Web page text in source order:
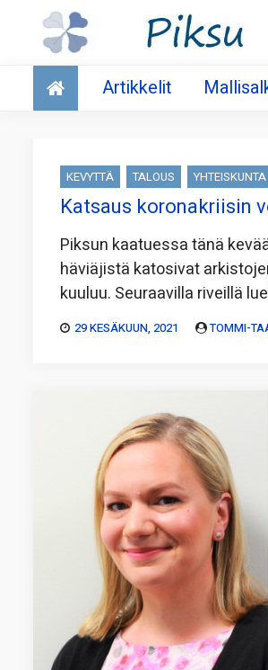
Talous
Artikkelit
KEVYTTÄ TALOUS YHTEISKUNTA
Katsaus koronakriisin
Piksun kaatuessa tänä
häviäjistä katosivat
kuuluu. Seuraavilla riveillä
29 KESÄKUUN, 2021 TOMMI-